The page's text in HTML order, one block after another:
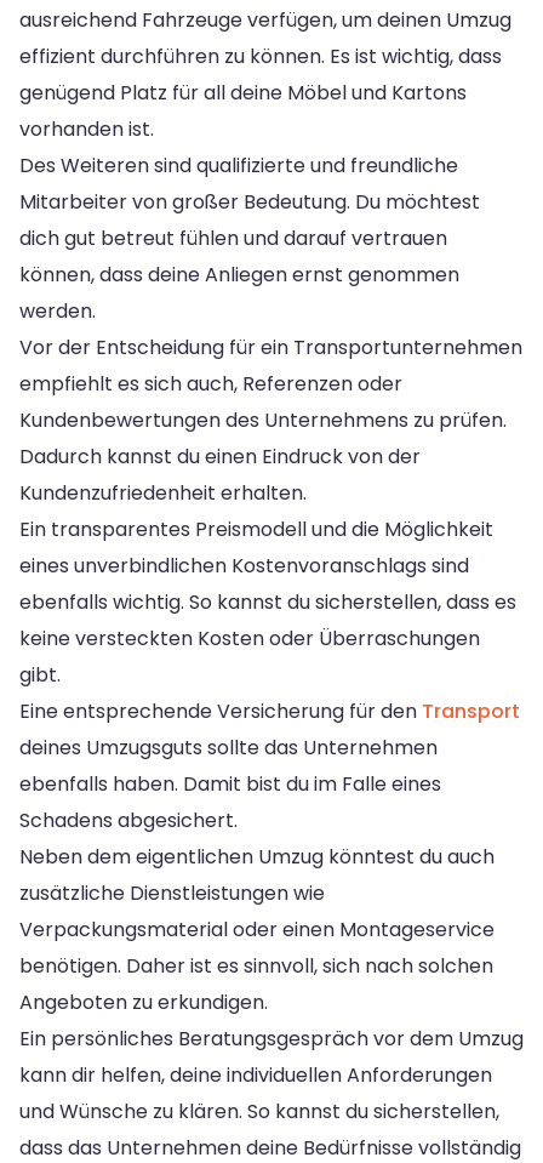
ausreichend Fahrzeuge verfügen, um deinen Umzug
effizient durchführen zu können. Es ist wichtig, dass
genügend Platz für all deine Möbel und Kartons
vorhanden ist.
Des Weiteren sind qualifizierte und freundliche
Mitarbeiter von großer Bedeutung. Du möchtest
dich gut betreut fühlen und darauf vertrauen
können, dass deine Anliegen ernst genommen
werden.
Vor der Entscheidung für ein Transportunternehmen
empfiehlt es sich auch, Referenzen oder
Kundenbewertungen des Unternehmens zu prüfen.
Dadurch kannst du einen Eindruck von der
Kundenzufriedenheit erhalten.
Ein transparentes Preismodell und die Möglichkeit
eines unverbindlichen Kostenvoranschlags sind
ebenfalls wichtig. So kannst du sicherstellen, dass es
keine versteckten Kosten oder Überraschungen
gibt.
Eine entsprechende Versicherung für den Transport
deines Umzugsguts sollte das Unternehmen
ebenfalls haben. Damit bist du im Falle eines
Schadens abgesichert.
Neben dem eigentlichen Umzug könntest du auch
zusätzliche Dienstleistungen wie
Verpackungsmaterial oder einen Montageservice
benötigen. Daher ist es sinnvoll, sich nach solchen
Angeboten zu erkundigen.
Ein persönliches Beratungsgespräch vor dem Umzug
kann dir helfen, deine individuellen Anforderungen
und Wünsche zu klären. So kannst du sicherstellen,
dass das Unternehmen deine Bedürfnisse vollständig